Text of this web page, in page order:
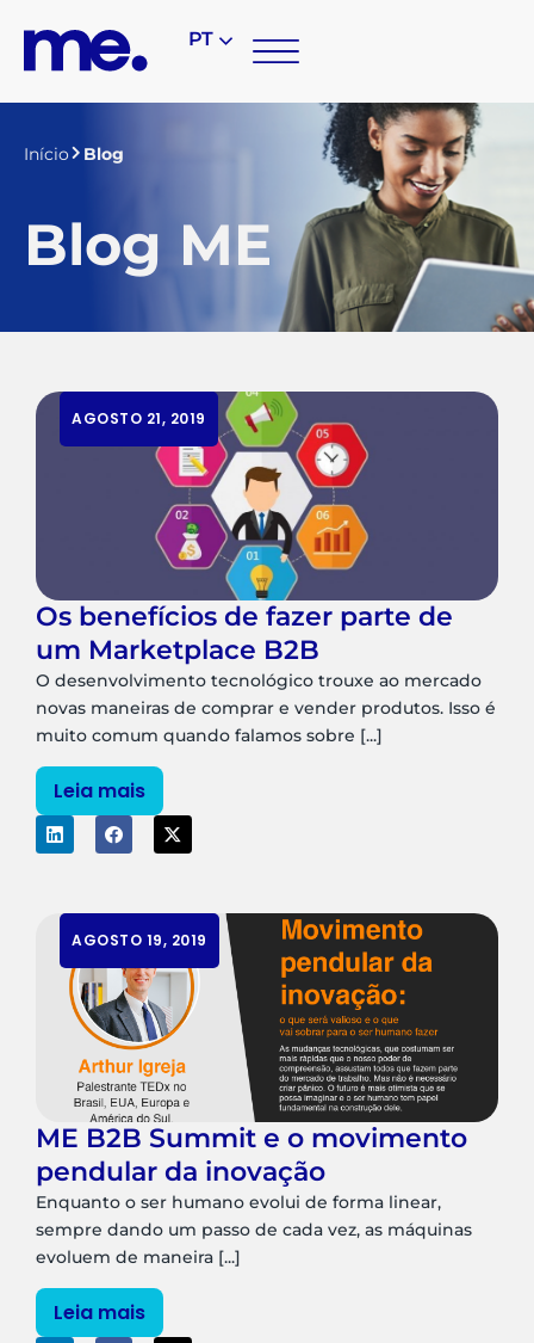
PT
Início Blog
Blog ME
AGOSTO 21, 2019
Os benefícios de fazer parte de
um Marketplace B2B
O desenvolvimento tecnológico trouxe ao mercado
novas maneiras de comprar e vender produtos. Isso é
muito comum quando falamos sobre [...]
Leia mais
AGOSTO 19, 2019
ME B2B Summit e o movimento
pendular da inovação
Enquanto o ser humano evolui de forma linear,
sempre dando um passo de cada vez, as máquinas
evoluem de maneira [...]
Leia mais